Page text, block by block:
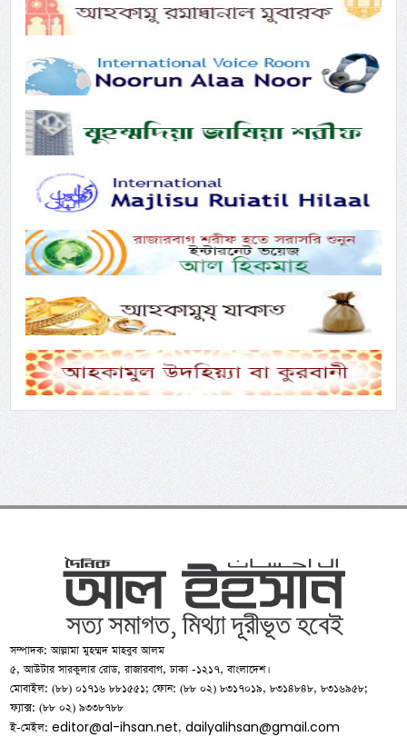
সম্পাদক: আল্লামা মুহম্মদ মাহবুব আলম
৫, আউটার সারকুলার রোড, রাজারবাগ, ঢাকা -১২১৭, বাংলাদেশ।
মোবাইল: (৮৮) ০১৭১৬ ৮৮১৫৫১; ফোন: (৮৮ ০২) ৮৩১৭০১৯, ৮৩১৪৮৪৮, ৮৩১৬৯৫৮;
ফ্যাক্স: (৮৮ ০২) ৯৩৩৮৭৮৮
ই-মেইল:editor@al-ihsan.net,dailyalihsan@gmail.com